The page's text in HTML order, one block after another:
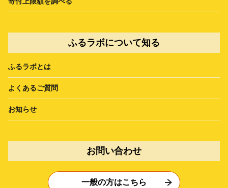
ふるラボについて知る
ふるラボとは
よくあるご質問
お知らせ
お問い合わせ
一般の方はこちら